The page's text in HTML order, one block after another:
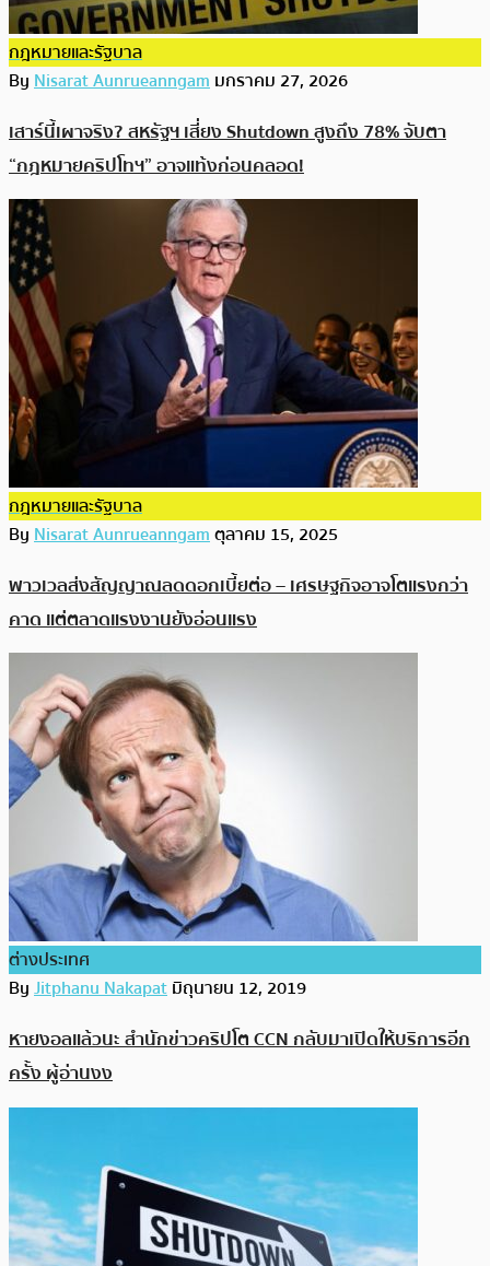
กฎหมายและรัฐบาล
ByNisarat Aunrueanngamมกราคม 27, 2026
เสาร์นี้เผาจริง? สหรัฐฯ เสี่ยง Shutdown สูงถึง 78% จับตา
“กฎหมายคริปโทฯ” อาจแท้งก่อนคลอด!
กฎหมายและรัฐบาล
ByNisarat Aunrueanngamตุลาคม 15, 2025
พาวเวลส่งสัญญาณลดดอกเบี้ยต่อ – เศรษฐกิจอาจโตแรงกว่า
คาด แต่ตลาดแรงงานยังอ่อนแรง
ต่างประเทศ
ByJitphanu Nakapatมิถุนายน 12, 2019
หายงอลแล้วนะ สำนักข่าวคริปโต CCN กลับมาเปิดให้บริการอีก
ครั้ง ผู้อ่านงง